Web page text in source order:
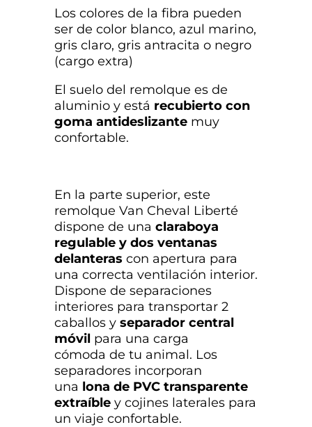
Los colores de la fibra pueden
ser de color blanco, azul marino,
gris claro, gris antracita o negro
(cargo extra)
El suelo del remolque es de
aluminio y está recubierto con
goma antideslizante muy
confortable.
En la parte superior, este
remolque Van Cheval Liberté
dispone de una claraboya
regulable y dos ventanas
delanteras con apertura para
una correcta ventilación interior.
Dispone de separaciones
interiores para transportar 2
caballos y separador central
móvil para una carga
cómoda de tu animal. Los
separadores incorporan
una lona de PVC transparente
extraíble y cojines laterales para
un viaje confortable.